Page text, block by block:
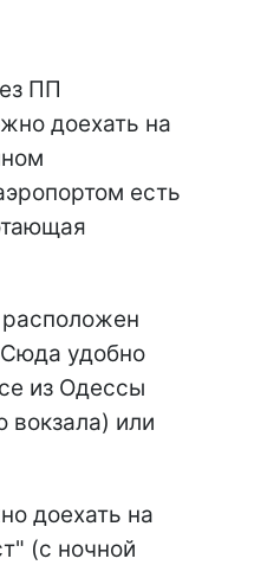
ПП
доехать на
есть
удобно
из Одессы
вокзала) или
доехать на
(с ночной